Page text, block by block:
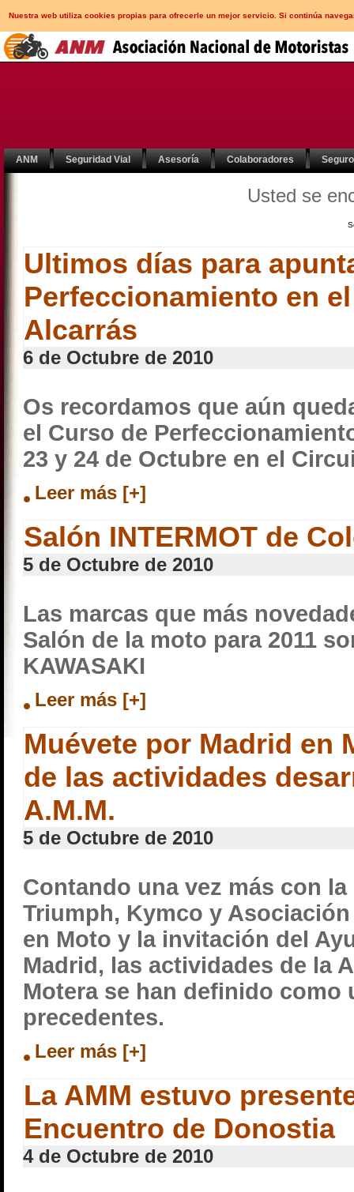
Nuestra web utiliza cookies propias para ofrecerle un mejor servicio. Si continúa
ANM Seguridad Vial Asesoría Colaboradores
Usted se
Ultimos días para
Perfeccionamiento en
Alcarrás
6 de Octubre de 2010
Os recordamos que aún
el Curso de
23 y 24 de Octubre en el
Leer más [+]
Salón INTERMOT de
5 de Octubre de 2010
Las marcas que más
Salón de la moto para 2011
KAWASAKI
Leer más [+]
Muévete por Madrid en
de las actividades
A.M.M.
5 de Octubre de 2010
Contando una vez más con
Triumph, Kymco y
en Moto y la invitación del
Madrid, las actividades de la
Motera se han definido como
precedentes.
Leer más [+]
La AMM estuvo
Encuentro de Donostia
4 de Octubre de 2010